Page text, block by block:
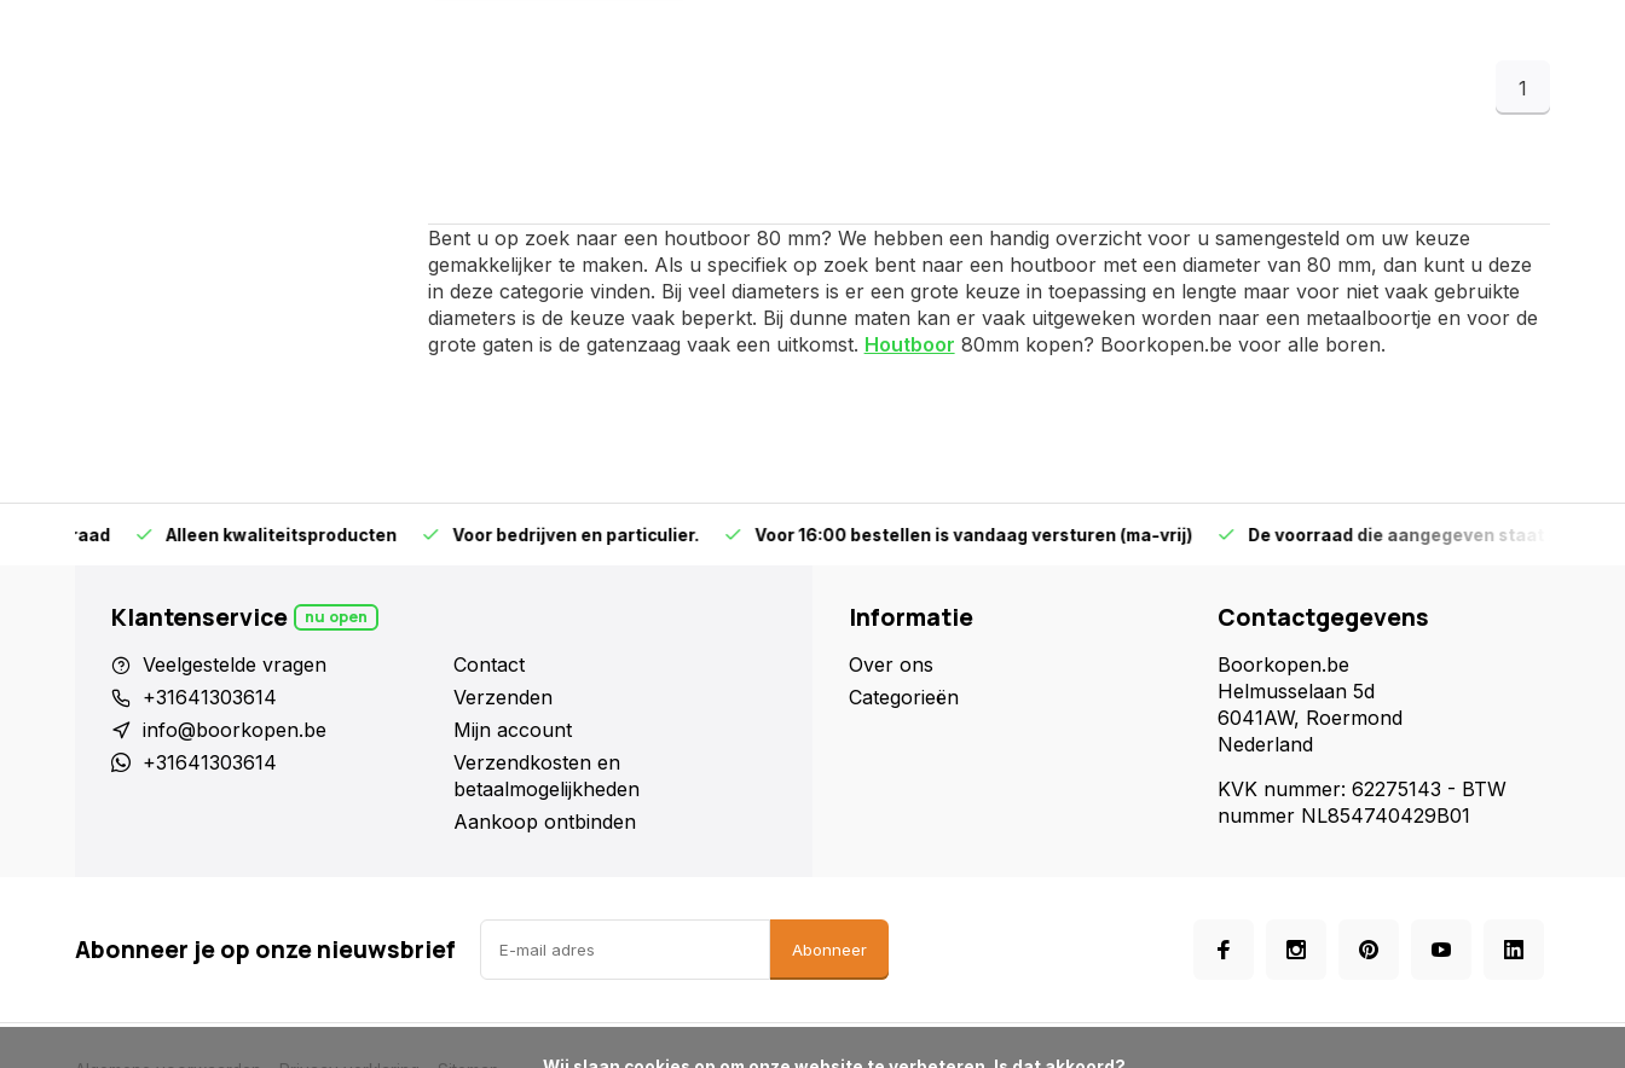
1
Bent u op zoek naar een houtboor 80 mm? We hebben een handig overzicht voor u samengesteld om uw keuze
gemakkelijker te maken. Als u specifiek op zoek bent naar een houtboor met een diameter van 80 mm, dan kunt u deze
in deze categorie vinden. Bij veel diameters is er een grote keuze in toepassing en lengte maar voor niet vaak gebruikte
diameters is de keuze vaak beperkt. Bij dunne maten kan er vaak uitgeweken worden naar een metaalboortje en voor de
grote gaten is de gatenzaag vaak een uitkomst. Houtboor 80mm kopen? Boorkopen.be voor alle boren.
Alleen kwaliteitsproducten Voor bedrijven en particulier. Voor 16:00 bestellen is vandaag versturen (ma-vrij) De voorraad die aangegeven staat is ook echt op
Klantenservice nu open
Veelgestelde vragen
+31641303614
info@boorkopen.be
+31641303614
Contact
Verzenden
Mijn account
Verzendkosten en
betaalmogelijkheden
Aankoop ontbinden
Informatie
Over ons
Categorieën
Contactgegevens
Boorkopen.be
Helmusselaan 5d
6041AW, Roermond
Nederland
KVK nummer: 62275143 - BTW
nummer NL854740429B01
Abonneer je op onze nieuwsbrief Abonneer